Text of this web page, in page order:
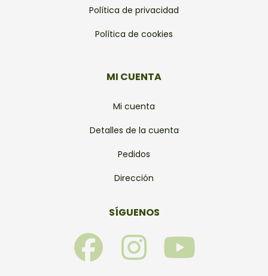
Política de privacidad
Política de cookies
MI CUENTA
Mi cuenta
Detalles de la cuenta
Pedidos
Dirección
SÍGUENOS
F I Y